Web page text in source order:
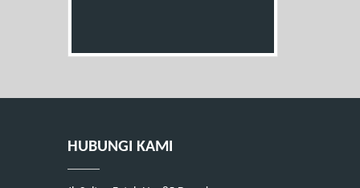
HUBUNGI KAMI